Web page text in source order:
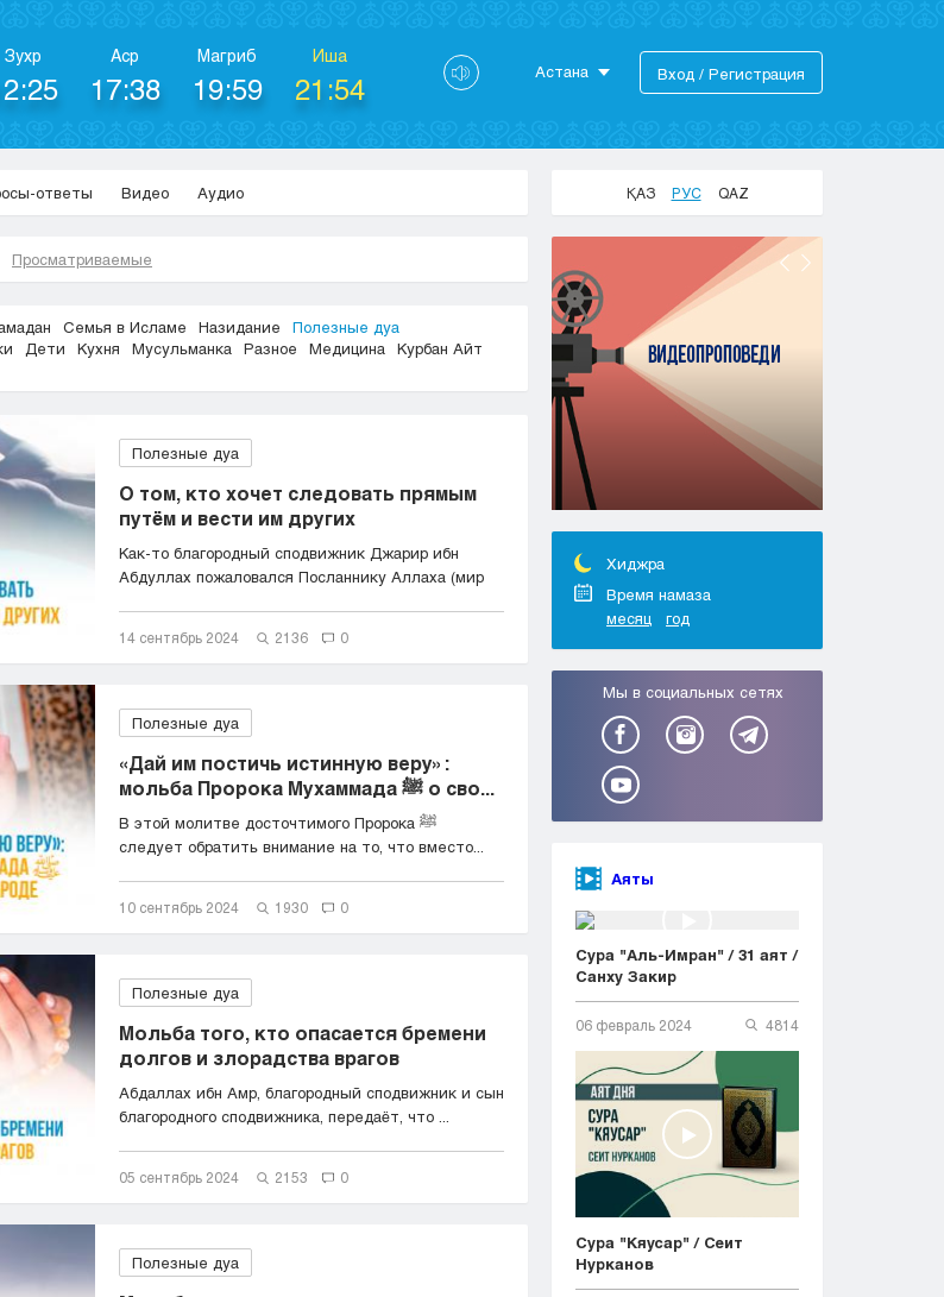
Зухр Аср
17:38
Магриб
19:59
Иша
21:54 Астана
Актобе
Жезказган
Караганда
Кокшетау
Костанай
Кызылорда
Павлодар
Петропавловск
Талдыкорган
Тараз
Туркестан
Усть-Каменогорск
Шымкент
Вход / Регистрация
ответы Видео Аудио ҚАЗ РУС QAZ
Просматриваемые
Семья в Исламе Назидание
Полезные дуа
Дети Кухня Мусульманка Разное Медицина
Курбан Айт
Полезные дуа
О том, кто хочет следовать прямым
путём и вести им других
Как-то благородный сподвижник Джарир ибн
Абдуллах пожаловался Посланнику Аллаха (мир
14 сентябрь 2024 2136 0
Полезные дуа
«Дай им постичь истинную веру»:
мольба Пророка Мухаммада ﷺ о сво...
В этой молитве досточтимого Пророка ﷺ
следует обратить внимание на то, что вместо...
10 сентябрь 2024 1930 0
Полезные дуа
Мольба того, кто опасается бремени
долгов и злорадства врагов
Абдаллах ибн Амр, благородный сподвижник и сын
благородного сподвижника, передаёт, что ...
05 сентябрь 2024 2153 0
Полезные дуа
Хиджра
Время намаза
месяц
год
Мы в социальных сетях
Аяты
Сура "Аль-Имран" / 31 аят /
Санху Закир
06 февраль 2024 4814
Сура "Кяусар" / Сеит
Нурканов